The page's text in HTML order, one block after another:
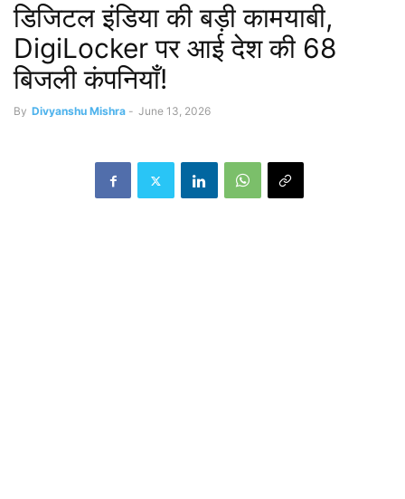
डिजिटल इंडिया की बड़ी कामयाबी,
DigiLocker पर आई देश की 68
बिजली कंपनियाँ!
By Divyanshu Mishra - June 13, 2026